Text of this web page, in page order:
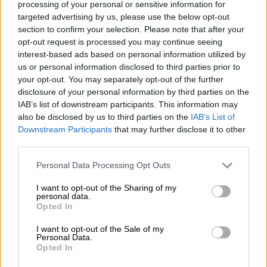
processing of your personal or sensitive information for
targeted advertising by us, please use the below opt-out
section to confirm your selection. Please note that after your
opt-out request is processed you may continue seeing
interest-based ads based on personal information utilized by
us or personal information disclosed to third parties prior to
your opt-out. You may separately opt-out of the further
disclosure of your personal information by third parties on the
IAB’s list of downstream participants. This information may
also be disclosed by us to third parties on the IAB’s List of
Downstream Participants that may further disclose it to other
Please note that this website/app uses one or more Google
not limited to your visit or usage behaviour. You may click to
grant or deny consent to Google and its third-party tags to
use your data for below specified purposes in below Google
consent section.
Personal Data Processing Opt Outs
I want to opt-out of the Sharing of my
personal data.
Opted In
I want to opt-out of the Sale of my
Personal Data.
Opted In
για πρώτη φορά στην ιστορία».
Και πρόσθεσε: «Η πολιτική πρέπει να μείνει
εκτός αθλητισμού.Δεν έχει σημασία τι
ψηφίζει ο κάθε αθλητής, διότι εκπροσωπούν
τη χώρα. Ήταν δύσκολο και για όλους τους
ανθρώπους γύρω μου και για την οικογένειά
μου. Ακόμα με πονάει πολύ, αλλά θα δούμε.
Θα δούμε στο Λος Άντζελες, αλλά θα πρέπει
να παίξω πολύ καλά για να έχω ξανά την
εύκολο».
«Δεν βλέπω τον πατέρα του ως
πρωθυπουργό»
Ρωτήθηκε στη συνέχεια πώς είναι να
βρίσκεται μέσω του συντρόφου της, του